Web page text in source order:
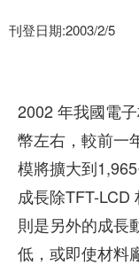
刊登日期:2003/2/5
2002 年我國電
幣左右，較前一
模將擴大到
成長除TFT-
則是另外的成長
低，或即使材料